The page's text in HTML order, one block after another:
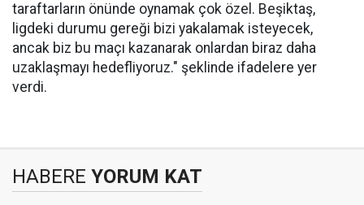
taraftarların önünde oynamak çok özel. Beşiktaş,
ligdeki durumu gereği bizi yakalamak isteyecek,
ancak biz bu maçı kazanarak onlardan biraz daha
uzaklaşmayı hedefliyoruz." şeklinde ifadelere yer
verdi.
HABERE YORUM KAT